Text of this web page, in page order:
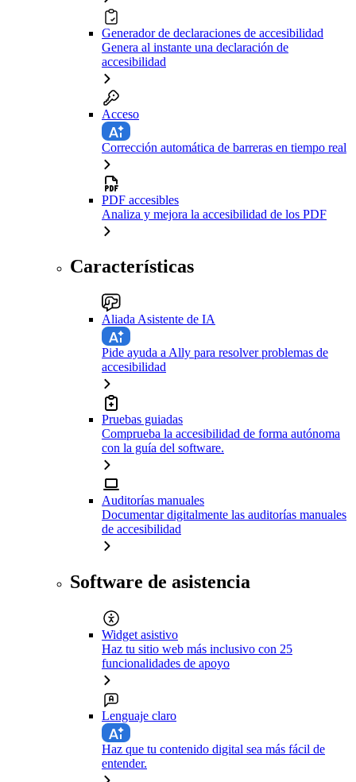
Generador de declaraciones de accesibilidad
Genera al instante una declaración de
accesibilidad
Acceso
Corrección automática de barreras en tiempo real
PDF accesibles
Analiza y mejora la accesibilidad de los PDF
Características
Aliada Asistente de IA
Pide ayuda a Ally para resolver problemas de
accesibilidad
Pruebas guiadas
Comprueba la accesibilidad de forma autónoma
con la guía del software.
Auditorías manuales
Documentar digitalmente las auditorías manuales
de accesibilidad
Software de asistencia
Widget asistivo
Haz tu sitio web más inclusivo con 25
funcionalidades de apoyo
Lenguaje claro
Haz que tu contenido digital sea más fácil de
entender.